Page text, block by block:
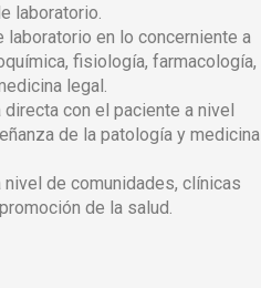
laboratorio.
laboratorio en lo concerniente a
fisiología, farmacología,
legal.
con el paciente a nivel
de la patología y medicina
nivel de comunidades, clínicas
de la salud.